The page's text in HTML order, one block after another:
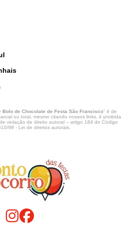
Bolo de Chocolate de Festa São Francisco" é de
ou total, mesmo citando nossos links, é proibida
violação de direito autoral – artigo 184 do Código
98 - Lei de direitos autorais